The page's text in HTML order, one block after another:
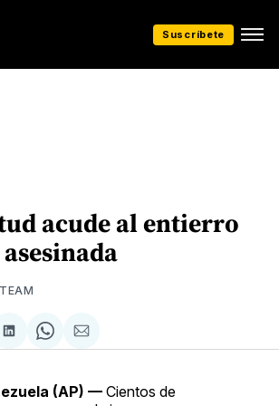
Suscríbete
acude al entierro
Compartir
en
Share
on
Compartir
via
(AP) — Cientos de